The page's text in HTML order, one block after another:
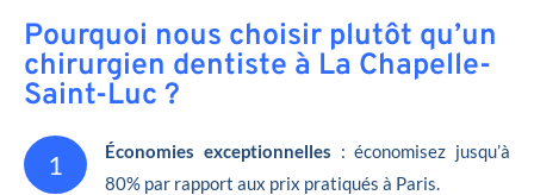
Pourquoi nous choisir plutôt qu’un
chirurgien dentiste à La Chapelle-
Saint-Luc ?
1 Économies exceptionnelles : économisez jusqu’à
80% par rapport aux prix pratiqués à Paris.